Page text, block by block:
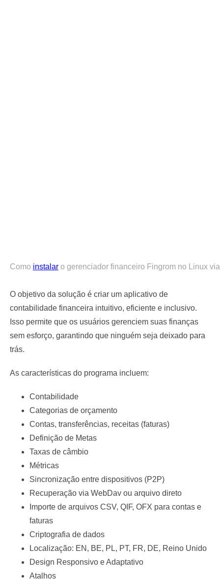
Como instalar o gerenciador financeiro Fingrom no Linux
O objetivo da solução é criar um aplicativo de
contabilidade financeira intuitivo, eficiente e inclusivo.
Isso permite que os usuários gerenciem suas finanças
sem esforço, garantindo que ninguém seja deixado para
trás.
As características do programa incluem:
Contabilidade
Categorias de orçamento
Contas, transferências, receitas (faturas)
Definição de Metas
Taxas de câmbio
Métricas
Sincronização entre dispositivos (P2P)
Recuperação via WebDav ou arquivo direto
Importe de arquivos CSV, QIF, OFX para contas e
faturas
Criptografia de dados
Localização: EN, BE, PL, PT, FR, DE, Reino Unido
Design Responsivo e Adaptativo
Atalhos